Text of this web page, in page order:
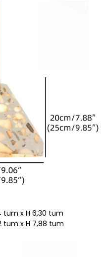
tum x H 6,30 tum
tum x H 7,88 tum